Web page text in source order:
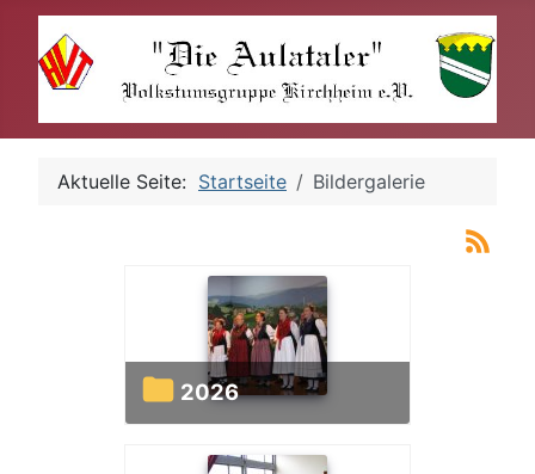
Aktuelle Seite: Startseite Bildergalerie
2026